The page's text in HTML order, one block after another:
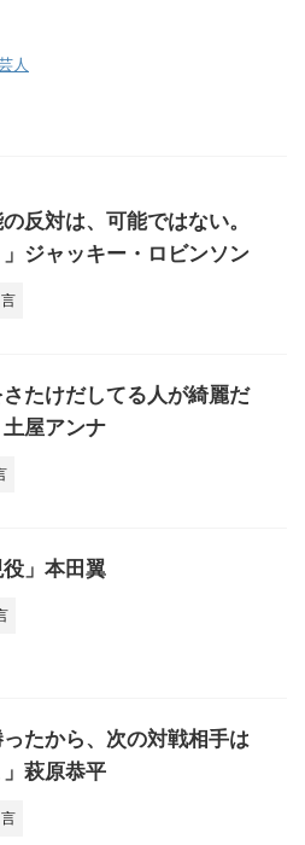
人
の反対は、可能ではない。
ジャッキー・ロビンソン
さたけだしてる人が綺麗だ
土屋アンナ
役」本田翼
ったから、次の対戦相手は
萩原恭平